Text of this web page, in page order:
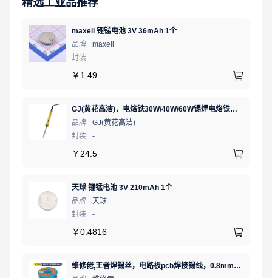
精选工业品推荐
maxell 锂锰电池 3V 36mAh 1个
品牌
maxell
封装
-
￥ 1.49
GJ(黄花高洁)，电烙铁30W/40W/60W锡焊电烙铁焊接工具电焊笔手机电子维修（内热35W），NO.435(35W)
品牌
GJ(黄花高洁)
封装
-
￥ 24.5
天球 锂锰电池 3V 210mAh 1个
品牌
天球
封装
-
￥0.4816
维修佬,王者焊锡丝，电路板pcb焊接锡线，0.8mm800g,1个